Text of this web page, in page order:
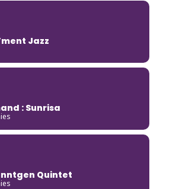
Jazz
: Sunrisa
Quintet